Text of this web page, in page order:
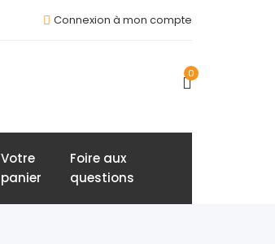
Connexion à mon compte
0
Votre
panier
Foire aux
questions